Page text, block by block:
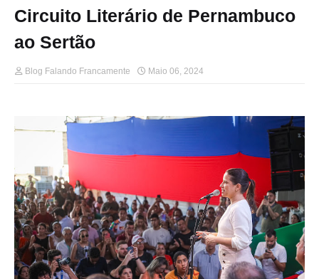
Circuito Literário de Pernambuco
ao Sertão
Blog Falando Francamente Maio 06, 2024